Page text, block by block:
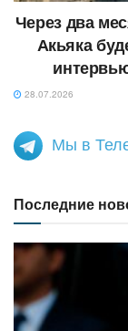
Через два
Акьяка
28.07.2026
Мы в
Последние